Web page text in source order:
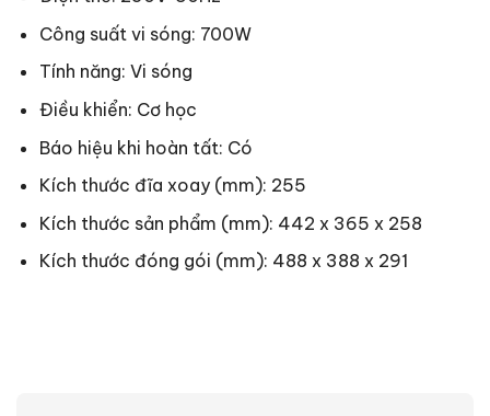
Công suất vi sóng: 700W
Tính năng: Vi sóng
Điều khiển: Cơ học
Báo hiệu khi hoàn tất: Có
Kích thước đĩa xoay (mm): 255
Kích thước sản phẩm (mm): 442 x 365 x 258
Kích thước đóng gói (mm): 488 x 388 x 291